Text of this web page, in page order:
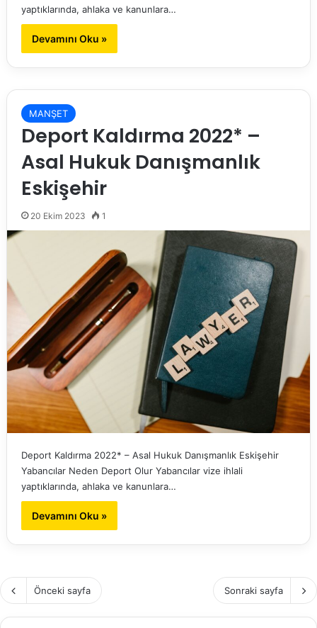
yaptıklarında, ahlaka ve kanunlara…
Devamını Oku »
MANŞET
Deport Kaldırma 2022* –
Asal Hukuk Danışmanlık
Eskişehir
20 Ekim 2023 1
Deport Kaldırma 2022* – Asal Hukuk Danışmanlık Eskişehir
Yabancılar Neden Deport Olur Yabancılar vize ihlali
yaptıklarında, ahlaka ve kanunlara…
Devamını Oku »
Önceki sayfa Sonraki sayfa